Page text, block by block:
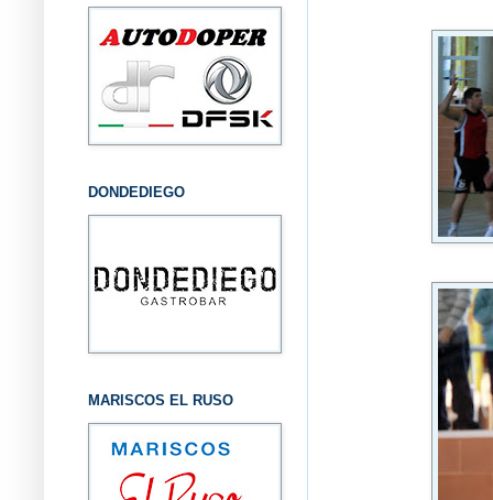
DONDEDIEGO
MARISCOS EL RUSO